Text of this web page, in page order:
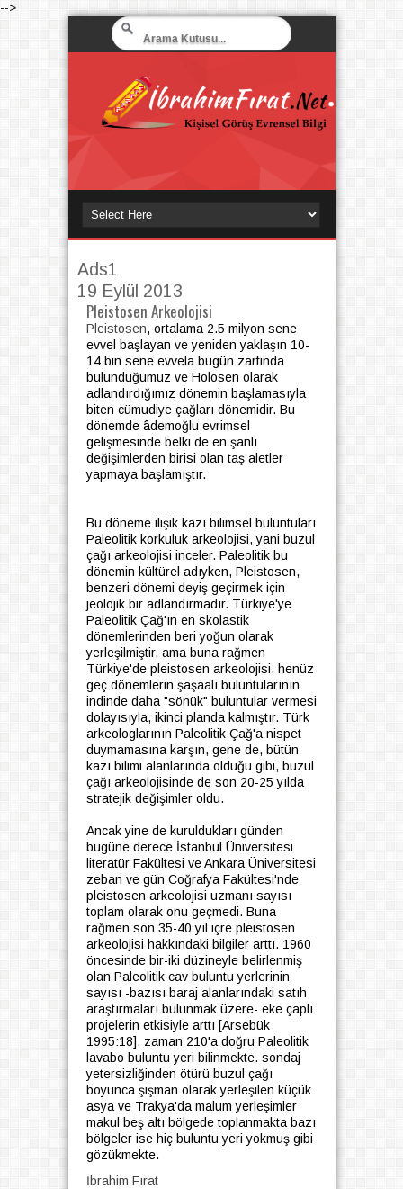
-->
Ads1
19 Eylül 2013
Pleistosen Arkeolojisi
Pleistosen, ortalama 2.5 milyon sene
evvel başlayan ve yeniden yaklaşın 10-
14 bin sene evvela bugün zarfında
bulunduğumuz ve Holosen olarak
adlandırdığımız dönemin başlamasıyla
biten cümudiye çağları dönemidir. Bu
dönemde âdemoğlu evrimsel
gelişmesinde belki de en şanlı
değişimlerden birisi olan taş aletler
yapmaya başlamıştır.
Bu döneme ilişik kazı bilimsel buluntuları
Paleolitik korkuluk arkeolojisi, yani buzul
çağı arkeolojisi inceler. Paleolitik bu
dönemin kültürel adıyken, Pleistosen,
benzeri dönemi deyiş geçirmek için
jeolojik bir adlandırmadır. Türkiye'ye
Paleolitik Çağ'ın en skolastik
dönemlerinden beri yoğun olarak
yerleşilmiştir. ama buna rağmen
Türkiye'de pleistosen arkeolojisi, henüz
geç dönemlerin şaşaalı buluntularının
indinde daha "sönük" buluntular vermesi
dolayısıyla, ikinci planda kalmıştır. Türk
arkeologlarının Paleolitik Çağ'a nispet
duymamasına karşın, gene de, bütün
kazı bilimi alanlarında olduğu gibi, buzul
çağı arkeolojisinde de son 20-25 yılda
stratejik değişimler oldu.
Ancak yine de kuruldukları günden
bugüne derece İstanbul Üniversitesi
literatür Fakültesi ve Ankara Üniversitesi
zeban ve gün Coğrafya Fakültesi'nde
pleistosen arkeolojisi uzmanı sayısı
toplam olarak onu geçmedi. Buna
rağmen son 35-40 yıl içre pleistosen
arkeolojisi hakkındaki bilgiler arttı. 1960
öncesinde bir-iki düzineyle belirlenmiş
olan Paleolitik cav buluntu yerlerinin
sayısı -bazısı baraj alanlarındaki satıh
araştırmaları bulunmak üzere- eke çaplı
projelerin etkisiyle arttı [Arsebük
1995:18]. zaman 210'a doğru Paleolitik
lavabo buluntu yeri bilinmekte. sondaj
yetersizliğinden ötürü buzul çağı
boyunca şişman olarak yerleşilen küçük
asya ve Trakya'da malum yerleşimler
makul beş altı bölgede toplanmakta bazı
bölgeler ise hiç buluntu yeri yokmuş gibi
gözükmekte.
İbrahim Fırat